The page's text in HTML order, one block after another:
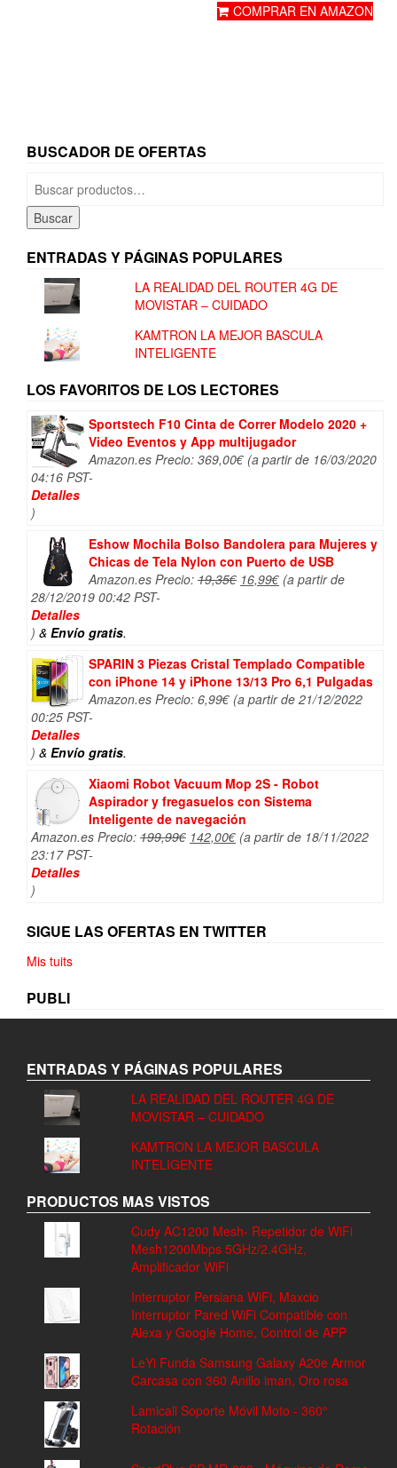
118,99€.
COMPRAR EN AMAZON
BUSCADOR DE OFERTAS
Buscar
por:
Buscar
ENTRADAS Y PÁGINAS POPULARES
LA REALIDAD DEL ROUTER 4G DE
MOVISTAR – CUIDADO
KAMTRON LA MEJOR BASCULA
INTELIGENTE
LOS FAVORITOS DE LOS LECTORES
Sportstech F10 Cinta de Correr Modelo 2020 +
Video Eventos y App multijugador
Amazon.es Precio: 369,00€ (a partir de 16/03/2020
04:16 PST-
Detalles
)
Eshow Mochila Bolso Bandolera para Mujeres y
Chicas de Tela Nylon con Puerto de USB
Amazon.es Precio: 19,35€ El
16,99€El(a partir de
28/12/2019 00:42 PST-
Detalles
) & Envío gratis.
SPARIN 3 Piezas Cristal Templado Compatible
con iPhone 14 y iPhone 13/13 Pro 6,1 Pulgadas
Amazon.es Precio: 6,99€ (a partir de 21/12/2022
00:25 PST-
Detalles
) & Envío gratis.
Xiaomi Robot Vacuum Mop 2S - Robot
Aspirador y fregasuelos con Sistema
Inteligente de navegación
Amazon.es Precio: 199,99€ El
142,00€El(a partir de 18/11/2022
23:17 PST-
Detalles
)
SIGUE LAS OFERTAS EN TWITTER
Mis tuits
PUBLI
ENTRADAS Y PÁGINAS POPULARES
LA REALIDAD DEL ROUTER 4G DE
MOVISTAR – CUIDADO
KAMTRON LA MEJOR BASCULA
INTELIGENTE
PRODUCTOS MAS VISTOS
Cudy AC1200 Mesh- Repetidor de WiFi
Mesh1200Mbps 5GHz/2.4GHz,
Amplificador WiFi
Interruptor Persiana WiFi, Maxcio
Interruptor Pared WiFi Compatible con
Alexa y Google Home, Control de APP
LeYi Funda Samsung Galaxy A20e Armor
Carcasa con 360 Anillo iman, Oro rosa
Lamicall Soporte Móvil Moto - 360°
Rotación